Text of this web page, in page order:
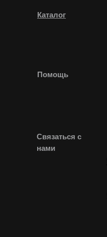
Каталог
Помощь
Связаться с
нами